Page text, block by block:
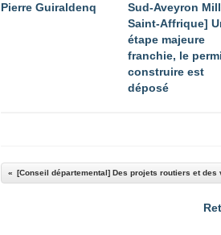
Pierre Guiraldenq
Sud-Aveyron
Saint-Affrique]
étape majeure
franchie, le
construire est
déposé